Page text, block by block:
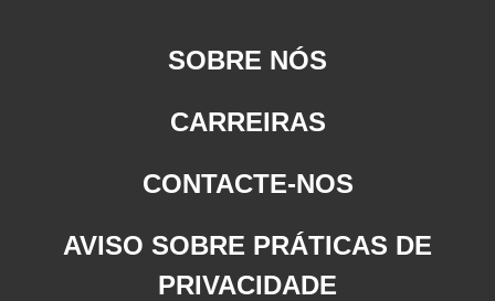
SOBRE NÓS
CARREIRAS
CONTACTE-NOS
AVISO SOBRE PRÁTICAS DE
PRIVACIDADE